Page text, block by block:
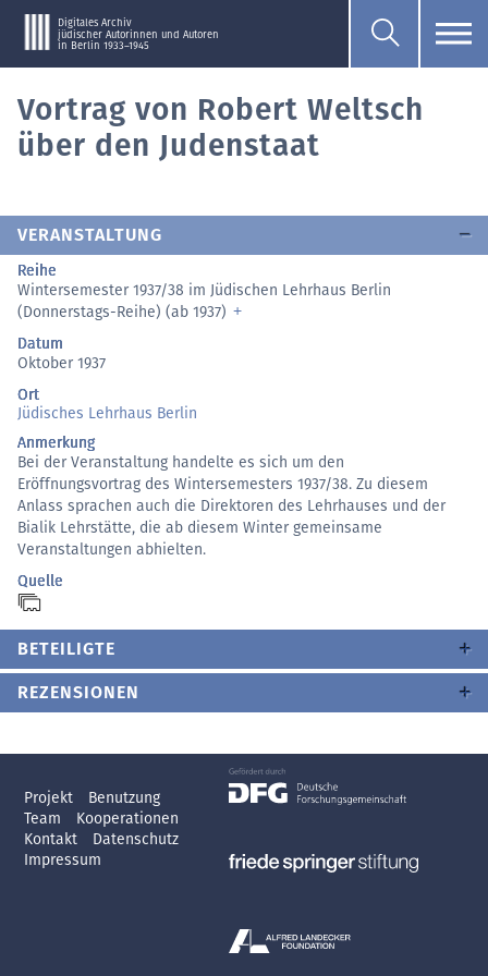
Digitales Archiv
jüdischer Autorinnen und Autoren
in Berlin 1933–1945
Vortrag von Robert Weltsch
über den Judenstaat
VERANSTALTUNG
Reihe
Wintersemester 1937/38 im Jüdischen Lehrhaus Berlin
(Donnerstags-Reihe) (ab 1937)
Datum
Oktober 1937
Ort
Jüdisches Lehrhaus Berlin
Anmerkung
Bei der Veranstaltung handelte es sich um den
Eröffnungsvortrag des Wintersemesters 1937/38. Zu diesem
Anlass sprachen auch die Direktoren des Lehrhauses und der
Bialik Lehrstätte, die ab diesem Winter gemeinsame
Veranstaltungen abhielten.
Quelle
BETEILIGTE
REZENSIONEN
Projekt
Benutzung
Team
Kooperationen
Kontakt
Datenschutz
Impressum